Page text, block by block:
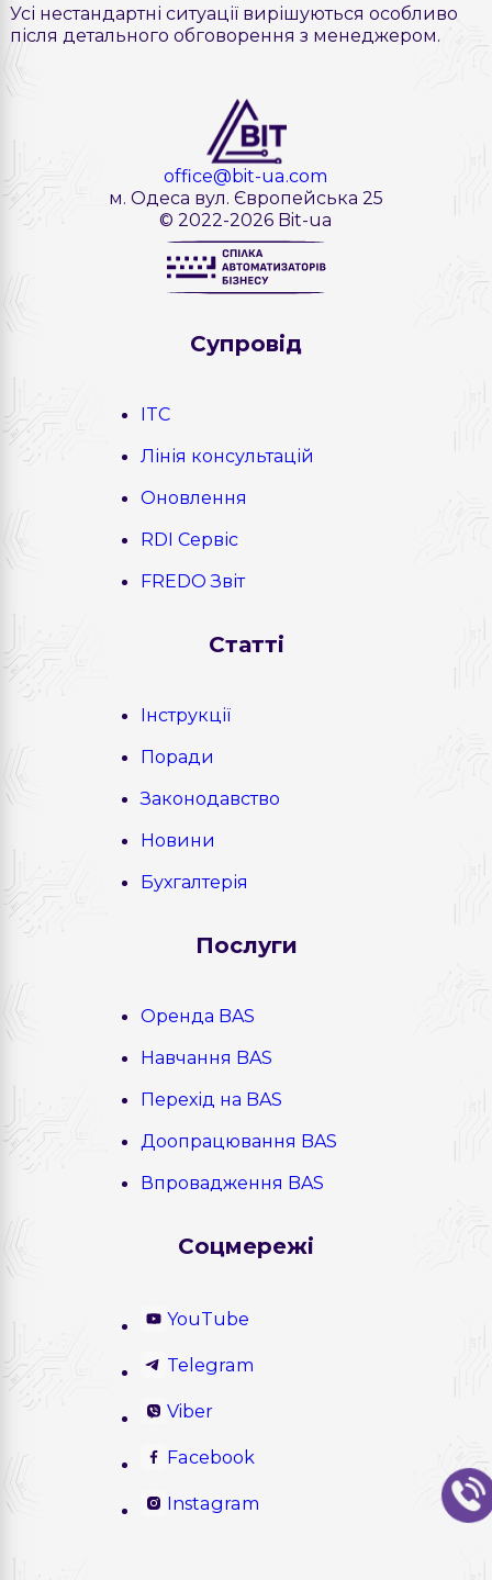
Усі нестандартні ситуації вирішуються особливо
після детального обговорення з менеджером.
office@bit-ua.com
м. Одеса вул. Європейська 25
© 2022-2026 Bit-ua
Cупровід
ITC
Лінія консультацій
Оновлення
RDI Сервіс
FREDO Звіт
Статті
Інструкції
Поради
Законодавство
Новини
Бухгалтерія
Послуги
Оренда BAS
Навчання BAS
Перехід на BAS
Доопрацювання BAS
Впровадження BAS
Соцмережі
YouTube
Telegram
Viber
Facebook
Instagram